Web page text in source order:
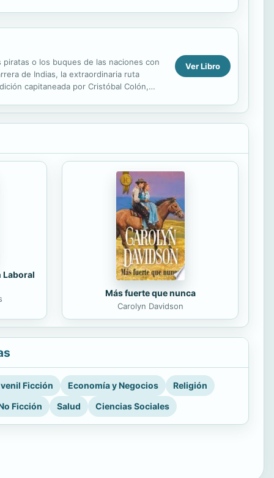
o los buques de las naciones con
de Indias, la extraordinaria ruta
capitaneada por Cristóbal Colón,
Ver Libro
Laboral
Más fuerte que nunca
Carolyn Davidson
Ficción Economía y Negocios
Religión
Ficción
Salud Ciencias Sociales